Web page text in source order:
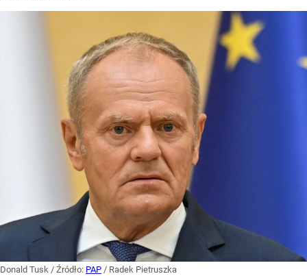
Donald Tusk / Źródło: PAP / Radek Pietruszka